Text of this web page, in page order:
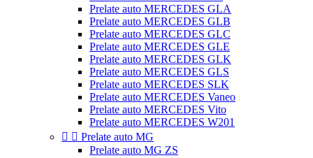
Prelate auto MERCEDES GLA
Prelate auto MERCEDES GLB
Prelate auto MERCEDES GLC
Prelate auto MERCEDES GLE
Prelate auto MERCEDES GLK
Prelate auto MERCEDES GLS
Prelate auto MERCEDES SLK
Prelate auto MERCEDES Vaneo
Prelate auto MERCEDES Vito
Prelate auto MERCEDES W201
  Prelate auto MG
Prelate auto MG ZS